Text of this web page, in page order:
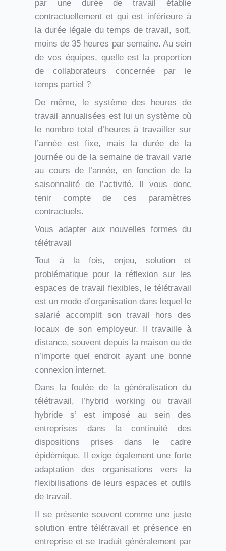
par une durée de travail établie
contractuellement et qui est inférieure à
la durée légale du temps de travail, soit,
moins de 35 heures par semaine. Au sein
de vos équipes, quelle est la proportion
de collaborateurs concernée par le
temps partiel ?
De même, le système des heures de
travail annualisées est lui un système où
le nombre total d’heures à travailler sur
l’année est fixe, mais la durée de la
journée ou de la semaine de travail varie
au cours de l’année, en fonction de la
saisonnalité de l’activité. Il vous donc
tenir compte de ces paramètres
contractuels.
Vous adapter aux nouvelles formes du
télétravail
Tout à la fois, enjeu, solution et
problématique pour la réflexion sur les
espaces de travail flexibles, le télétravail
est un mode d’organisation dans lequel le
salarié accomplit son travail hors des
locaux de son employeur. Il travaille à
distance, souvent depuis la maison ou de
n’importe quel endroit ayant une bonne
connexion internet.
Dans la foulée de la généralisation du
télétravail, l’hybrid working ou travail
hybride s’ est imposé au sein des
entreprises dans la continuité des
dispositions prises dans le cadre
épidémique. Il exige également une forte
adaptation des organisations vers la
flexibilisations de leurs espaces et outils
de travail.
Il se présente souvent comme une juste
solution entre télétravail et présence en
entreprise et se traduit généralement par